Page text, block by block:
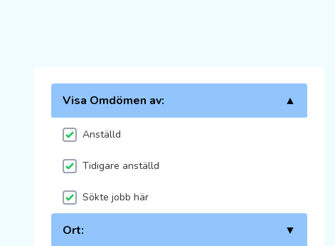
Visa Omdömen av: ▲
Anställd
Tidigare anställd
Sökte jobb här
Ort: ▼